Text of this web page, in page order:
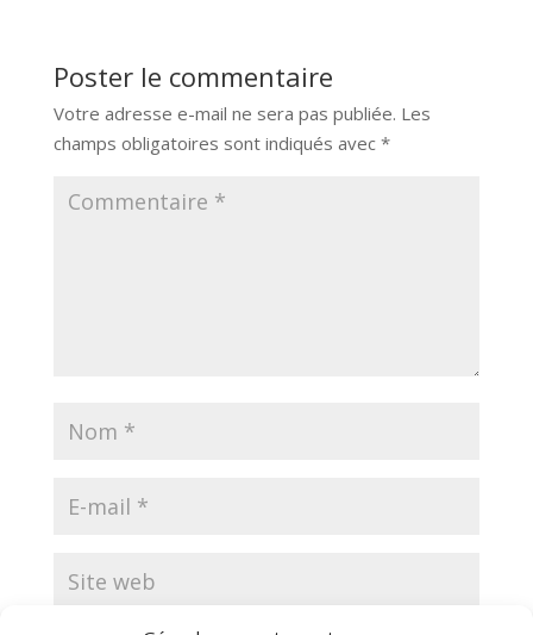
Poster le commentaire
Votre adresse e-mail ne sera pas publiée. Les
champs obligatoires sont indiqués avec *